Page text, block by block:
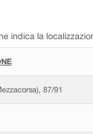
indica la
87/91